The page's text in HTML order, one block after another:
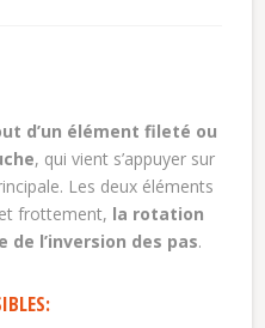
d’un élément fileté ou
, qui vient s’appuyer sur
Les deux éléments
frottement, la rotation
l’inversion des pas.